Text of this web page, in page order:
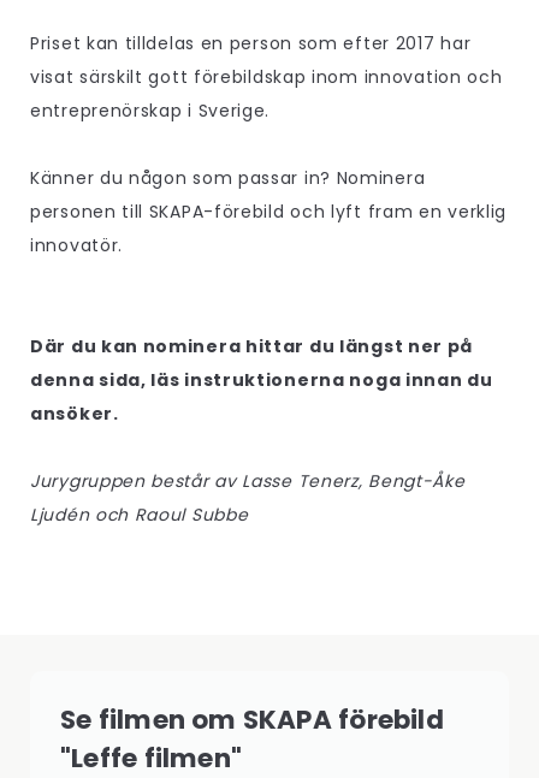
Priset kan tilldelas en person som efter 2017 har
visat särskilt gott förebildskap inom innovation och
entreprenörskap i Sverige.
Känner du någon som passar in? Nominera
personen till SKAPA-förebild och lyft fram en verklig
innovatör.
Där du kan nominera hittar du längst ner på
denna sida, läs instruktionerna noga innan du
ansöker.
Jurygruppen består av Lasse Tenerz, Bengt-Åke
Ljudén och Raoul Subbe
Se filmen om SKAPA förebild
"Leffe filmen"